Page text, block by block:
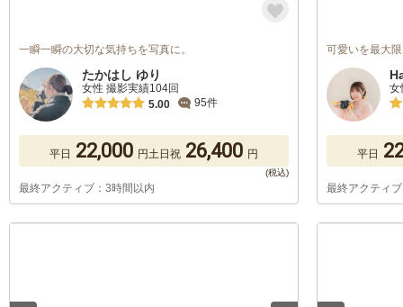
一瞬一瞬の大切な気持ちを写真に。
たかはし ゆり
女性 撮影実績104回
5.00
95件
平日 22,000 円土日祝 26,400 円
最終アクティブ：3時間以内
可愛いを最大
女
平日
最終アクティ